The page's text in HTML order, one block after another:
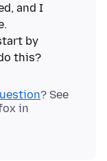
and I
by
? See
in